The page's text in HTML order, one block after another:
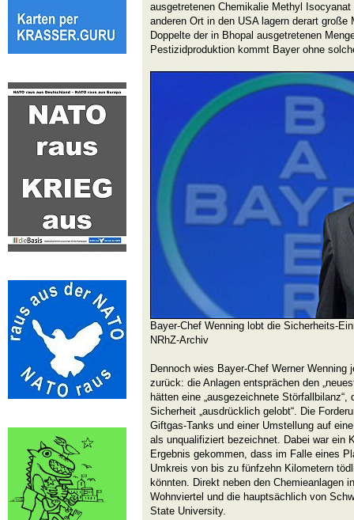
ausgetretenen Chemikalie Methyl
anderen Ort in den USA lagern derart
Doppelte der in Bhopal ausgetretenen
Pestizidproduktion kommt Bayer ohne
Bayer-Chef Wenning lobt die Sicherheits-
NRhZ-Archiv
Dennoch wies Bayer-Chef Werner Wenning
zurück: die Anlagen entsprächen den
hätten eine „ausgezeichnete
Sicherheit „ausdrücklich gelobt“. Die
Giftgas-Tanks und einer Umstellung auf
als unqualifiziert bezeichnet. Dabei war ein
Ergebnis gekommen, dass im Falle eines
Umkreis von bis zu fünfzehn Kilometern
könnten. Direkt neben den Chemieanlagen
Wohnviertel und die hauptsächlich von
State University.